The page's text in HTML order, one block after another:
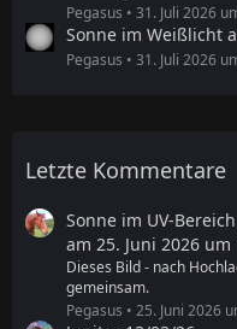
Pegasus 31. Juli 2026
Sonne im Weißlicht
Pegasus 31. Juli 2026
Letzte Kommentare
Sonne im UV-
am 25. Juni 2026 um
Dieses Bild - nach
gemeinsam.
Pegasus
25. Juni 2026